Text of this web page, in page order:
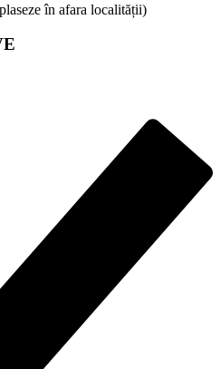
în afara localității)